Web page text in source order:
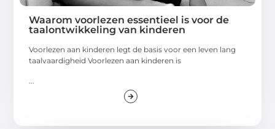
Waarom voorlezen essentieel is voor de
taalontwikkeling van kinderen
Voorlezen aan kinderen legt de basis voor een leven lang
taalvaardigheid Voorlezen aan kinderen is